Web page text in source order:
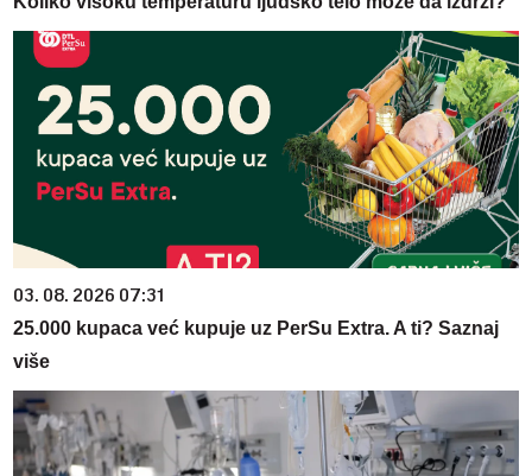
03. 08. 2026 07:31
25.000 kupaca već kupuje uz PerSu Extra. A ti? Saznaj
više